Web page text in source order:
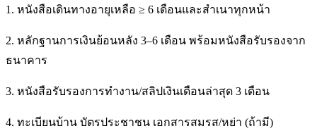
1. หนังสือเดินทางอายุเหลือ ≥ 6 เดือนและสำเนาทุกหน้า
2. หลักฐานการเงินย้อนหลัง 3–6 เดือน พร้อมหนังสือรับรองจาก
ธนาคาร
3. หนังสือรับรองการทำงาน/สลิปเงินเดือนล่าสุด 3 เดือน
4. ทะเบียนบ้าน บัตรประชาชน เอกสารสมรส/หย่า (ถ้ามี)